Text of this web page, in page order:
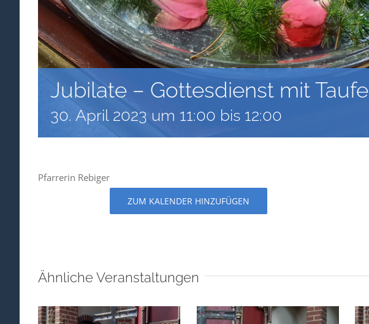
Jubilate – Gottesdienst mit Taufe
30. April 2023 um 11:00 bis 12:00
Pfarrerin Rebiger
ZUM KALENDER HINZUFÜGEN
Ähnliche Veranstaltungen